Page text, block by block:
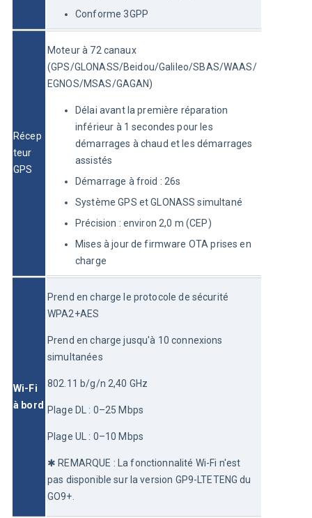
Conforme 3GPP
Récep
teur
GPS
Moteur à 72 canaux
(GPS/GLONASS/Beidou/Galileo/SBAS/WAAS/
EGNOS/MSAS/GAGAN)
Délai avant la première réparation
inférieur à 1 secondes pour les
démarrages à chaud et les démarrages
assistés
Démarrage à froid : 26s
Système GPS et GLONASS simultané
Précision : environ 2,0 m (CEP)
Mises à jour de firmware OTA prises en
charge
Wi-Fi
à bord
Prend en charge le protocole de sécurité
WPA2+AES
Prend en charge jusqu'à 10 connexions
simultanées
802.11 b/g/n 2,40 GHz
Plage DL : 0–25 Mbps
Plage UL : 0–10 Mbps
✱ REMARQUE : La fonctionnalité Wi-Fi n'est
pas disponible sur la version GP9-LTETENG du
GO9+.